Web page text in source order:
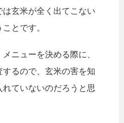
玄米が全く出てこない
とです。
ニューを決める際に、
るので、玄米の害を知
れていないのだろうと思